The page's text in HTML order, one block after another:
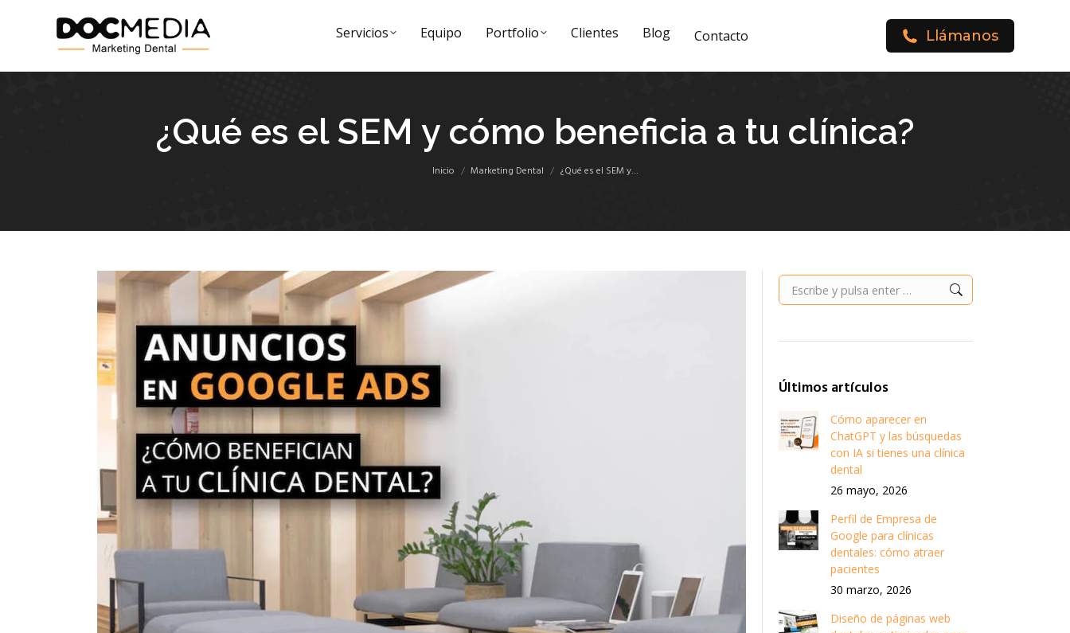
Servicios Equipo Portfolio Clientes Blog Contacto Llámanos
¿Qué es el SEM y cómo beneficia a tu clínica?
Inicio Marketing Dental ¿Qué es el SEM y…
Buscar:
Últimos artículos
Cómo aparecer en
ChatGPT y las búsquedas
con IA si tienes una clínica
dental
26 mayo, 2026
Perfil de Empresa de
Google para clínicas
dentales: cómo atraer
pacientes
30 marzo, 2026
Diseño de páginas web